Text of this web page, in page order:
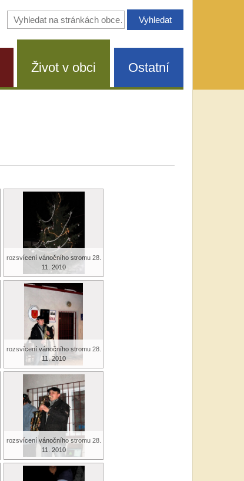
Vyhledávání
na
stránkách
Život v obci Ostatní
rozsvícení vánočního stromu 28.
11. 2010
rozsvícení vánočního stromu 28.
11. 2010
rozsvícení vánočního stromu 28.
11. 2010